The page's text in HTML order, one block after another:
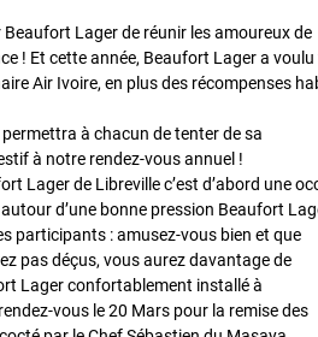
Beaufort Lager de réunir les amoureux de
! Et cette année, Beaufort Lager a
Air Ivoire, en plus des récompenses
à chacun de tenter de sa
à notre rendez-vous annuel !
Lager de Libreville c’est d’abord une
d’une bonne pression Beaufort
participants : amusez-vous bien et que
pas déçus, vous aurez davantage de
Lager confortablement installé à
vous le 20 Mars pour la remise des